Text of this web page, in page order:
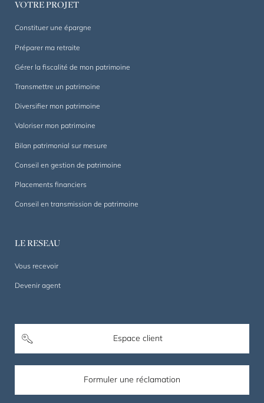
VOTRE PROJET
Constituer une épargne
Préparer ma retraite
Gérer la fiscalité de mon patrimoine
Transmettre un patrimoine
Diversifier mon patrimoine
Valoriser mon patrimoine
Bilan patrimonial sur mesure
Conseil en gestion de patrimoine
Placements financiers
Conseil en transmission de patrimoine
LE RESEAU
Vous recevoir
Devenir agent
Espace client
Formuler une réclamation